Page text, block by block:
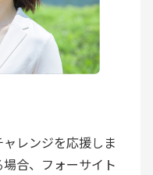
レンジを応援しま
合、フォーサイト